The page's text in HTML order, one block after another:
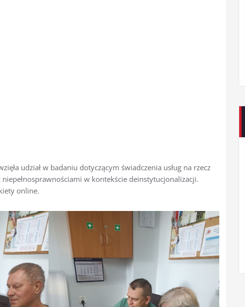
udział w badaniu dotyczącym świadczenia usług na rzecz
w kontekście deinstytucjonalizacji.
online.